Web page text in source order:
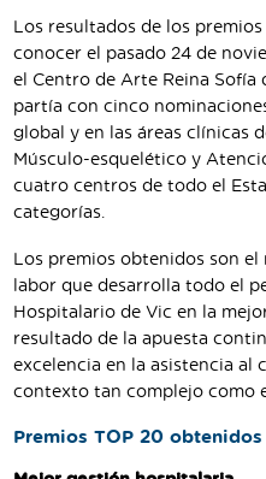
Los resultados de los
conocer el pasado 24 de
el Centro de Arte Reina Sofía
partía con cinco
global y en las áreas clínicas
Músculo-esquelético y
cuatro centros de todo el
categorías.
Los premios obtenidos son
labor que desarrolla todo el
Hospitalario de Vic en la
resultado de la apuesta
excelencia en la asistencia al
contexto tan complejo como
Premios TOP 20